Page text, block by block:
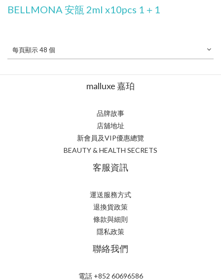
BELLMONA 安瓿 2ml x10pcs 1＋1
每頁顯示 48 個
malluxe 嘉珀
品牌故事
店舖地址
新會員及VIP優惠總覽
BEAUTY & HEALTH SECRETS
客服資訊
運送服務方式
退換貨政策
條款與細則
隱私政策
聯絡我們
電話 +852 60696586